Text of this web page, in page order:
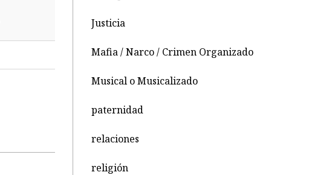
Justicia
Mafia / Narco / Crimen Organizado
Musical o Musicalizado
paternidad
relaciones
religión